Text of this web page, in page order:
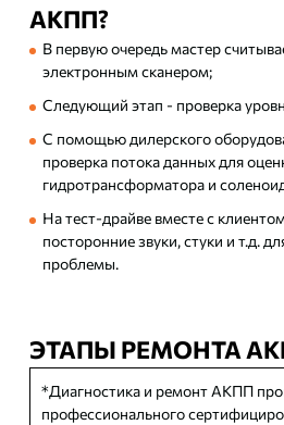
АКПП?
В первую очередь мастер
электронным сканером;
Следующий этап - проверка
С помощью дилерского
проверка потока данных для
гидротрансформатора и
На тест-драйве вместе с
посторонние звуки, стуки и т.д.
проблемы.
ЭТАПЫ РЕМОНТА
*Диагностика и ремонт АКПП
профессионального